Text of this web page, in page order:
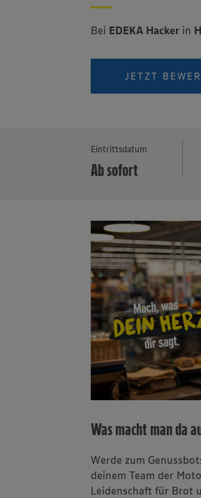
Bei EDEKA Hacker in
JETZT
Eintrittsdatum
Ab sofort
Was macht man da
Werde zum
deinem Team der
Leidenschaft für Brot